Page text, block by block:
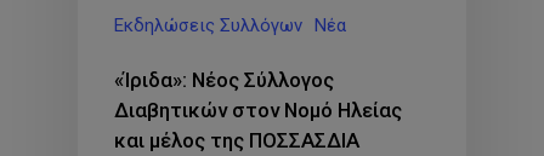
Εκδηλώσεις Συλλόγων
Νέα
«Ίριδα»: Νέος Σύλλογος
Διαβητικών στον Νομό Ηλείας
και μέλος της ΠΟΣΣΑΣΔΙΑ